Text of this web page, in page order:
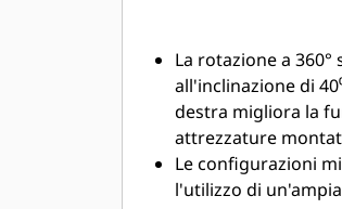
La rotazione a
all'inclinazione di
destra migliora la
attrezzature
Le configurazioni
l'utilizzo di